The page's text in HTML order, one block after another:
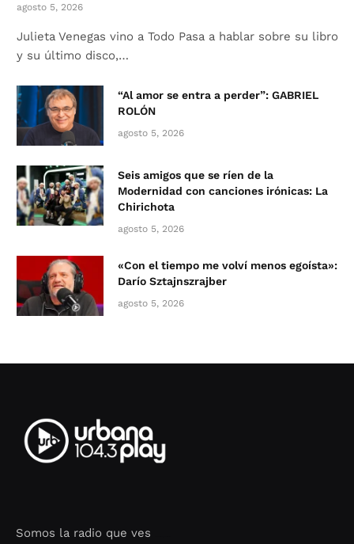
agosto 5, 2026
Julieta Venegas vino a Todo Pasa a hablar sobre su libro
y su último disco,…
“Al amor se entra a perder”: GABRIEL
ROLÓN
agosto 5, 2026
Seis amigos que se ríen de la
Modernidad con canciones irónicas: La
Chirichota
agosto 5, 2026
«Con el tiempo me volví menos egoísta»:
Darío Sztajnszrajber
agosto 5, 2026
Somos la radio que ves